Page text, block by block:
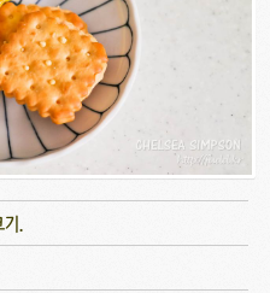
.